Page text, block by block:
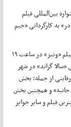
بین‌المللی فیلم
به کارگردانی «جیم
مراسم اختتامییه هشتاد و دومین دوره‌ جشنواره بین‌المللی فیلم «ونیز» در ساعت ۱۹
در سالن سینمایی «سالا گراند» در شهر
از جمله؛ بخش
و همچنین بخش
فیلم و سایر جوایز